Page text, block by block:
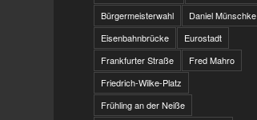
Bürgermeisterwahl
Daniel Münschke
Eisenbahnbrücke
Eurostadt
Frankfurter Straße
Fred Mahro
Friedrich-Wilke-Platz
Frühling an der Neiße